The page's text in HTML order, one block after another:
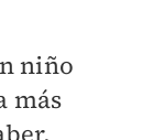
niño
más